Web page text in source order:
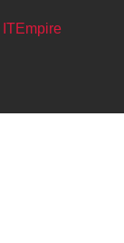
ITEmpire